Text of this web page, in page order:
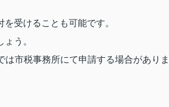
受けることも可能です。
う。
市税事務所にて申請する場合がありま